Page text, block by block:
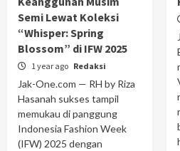
Semi Lewat Koleksi
“Whisper: Spring
Blossom” di IFW 2025
1 year ago Redaksi
Jak-One.com — RH by Riza
Hasanah sukses tampil
memukau di panggung
Indonesia Fashion Week
(IFW) 2025 dengan